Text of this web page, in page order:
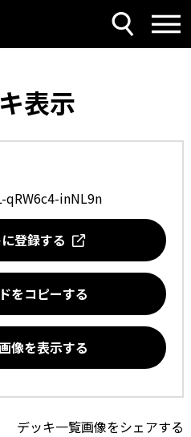
表示
qRW6c4-inNL9n
登録する
をコピーする
像を表示する
デッキ一覧画像をシェアする